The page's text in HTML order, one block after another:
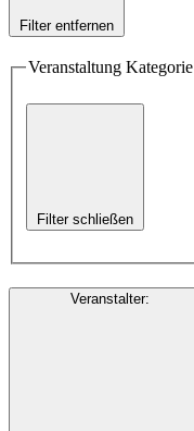
Filter entfernen
Veranstaltung Kategorie
Filter schließen
Veranstalter: